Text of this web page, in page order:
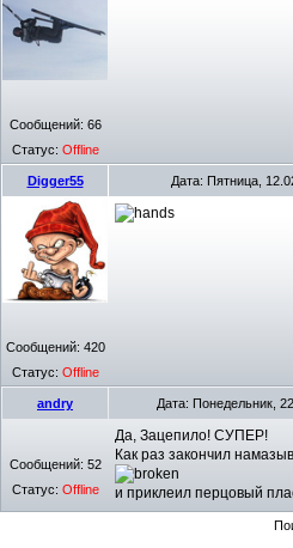
Сообщений: 66
Статус: Offline
Digger55 Дата: Пятница,
Сообщений: 420
Статус: Offline
andry Дата: Понедельник,
Сообщений: 52
Статус: Offline
Да, Зацепило! СУПЕР!
Как раз закончил
и приклеил перцовый